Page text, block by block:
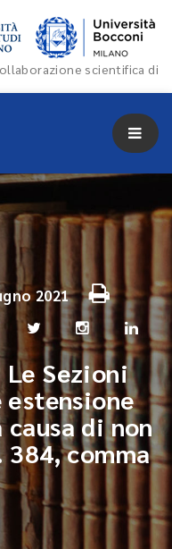
scientifica di
2021
Sezioni
di non
comma